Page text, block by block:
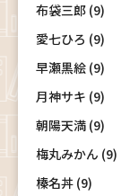
布袋三郎 (9)
愛七ひろ (9)
早瀬黒絵 (9)
月神サキ (9)
朝陽天満 (9)
梅丸みかん (9)
榛名丼 (9)